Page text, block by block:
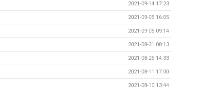
2021-09-14 17:23
2021-09-05 16:05
2021-09-05 09:14
2021-08-31 08:13
2021-08-26 14:33
2021-08-11 17:00
2021-08-10 13:44